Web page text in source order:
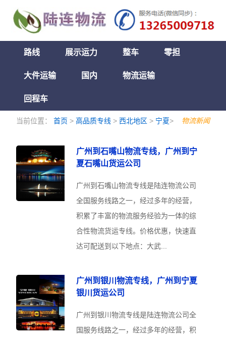
路线 展示运力 整车 零担
大件运输 国内 物流运输
回程车
当前位置：首页 >高品质专线 >西北地区 > 宁夏> 物流新闻
广州到石嘴山物流专线，广州到宁
夏石嘴山货运公司
广州到石嘴山物流专线是陆连物流公司
全国服务线路之一，经过多年的经营，
积累了丰富的物流服务经验为一体的综
合性物流货运专线。价格优惠，快速直
达可配送到以下地点：大武...
广州到银川物流专线，广州到宁夏
银川货运公司
广州到银川物流专线是陆连物流公司全
国服务线路之一，经过多年的经营，积